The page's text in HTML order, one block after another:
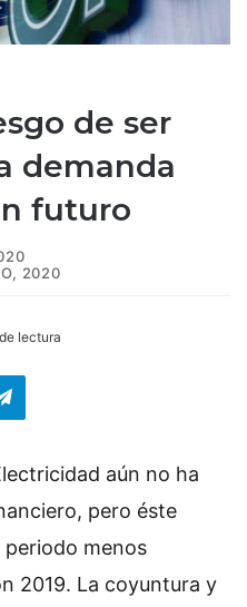
de ser
demanda
futuro
2020
lectura
aún no ha
pero éste
periodo menos
2019. La coyuntura y